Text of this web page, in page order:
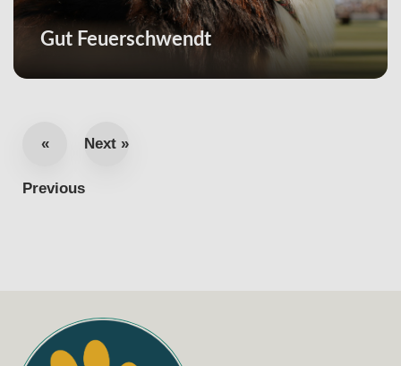
Gut Feuerschwendt
«
Previous
Next »